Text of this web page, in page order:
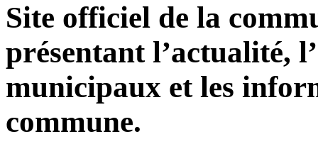
Site officiel de la
présentant l’actualité,
municipaux et les
commune.